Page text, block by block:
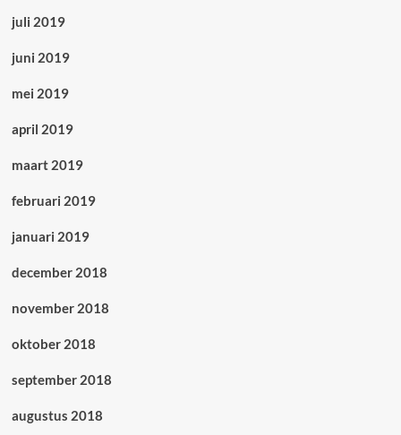
juli 2019
juni 2019
mei 2019
april 2019
maart 2019
februari 2019
januari 2019
december 2018
november 2018
oktober 2018
september 2018
augustus 2018